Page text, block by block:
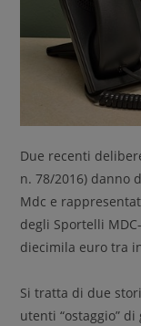
Due recenti
n. 78/2016) danno
Mdc e
degli Sportelli
diecimila euro tra
Si tratta di due
utenti “ostaggio”